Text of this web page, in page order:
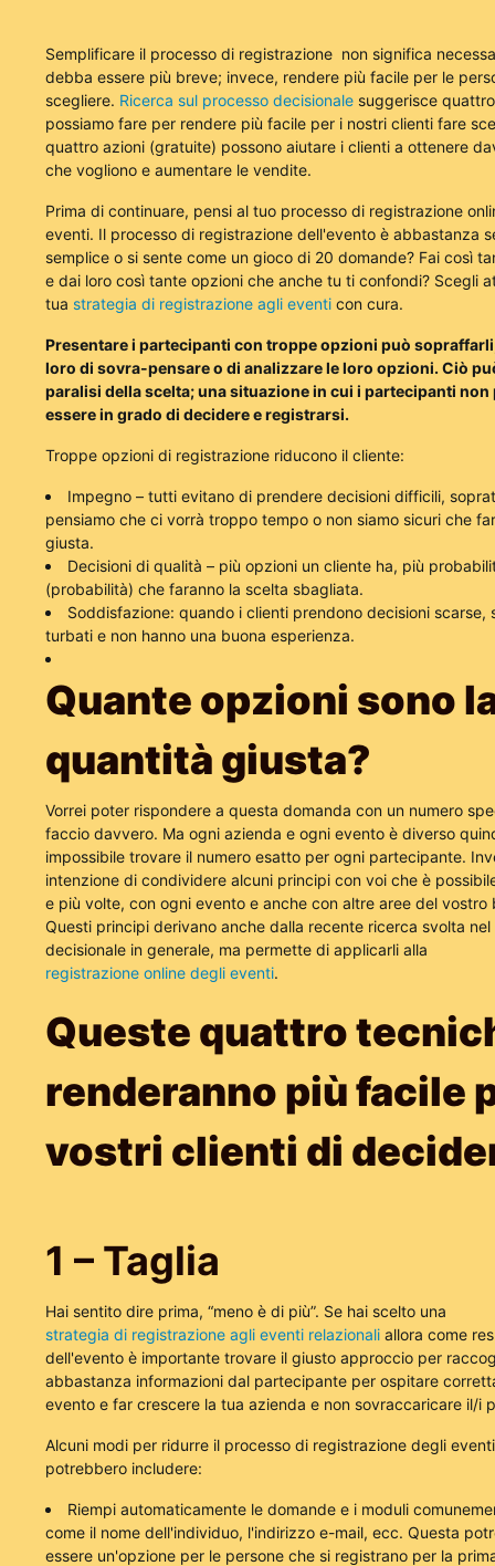
Semplificare il processo di registrazione non significa
debba essere più breve; invece, rendere più facile per le
scegliere. Ricerca sul processo decisionalesuggerisce
possiamo fare per rendere più facile per i nostri clienti fare
quattro azioni (gratuite) possono aiutare i clienti a ottenere
che vogliono e aumentare le vendite.
Prima di continuare, pensi al tuo processo di registrazione
eventi. Il processo di registrazione dell'evento è abbastanza
semplice o si sente come un gioco di 20 domande? Fai così
e dai loro così tante opzioni che anche tu ti confondi? Scegli
tua strategia di registrazione agli eventicon cura.
Presentare i partecipanti con troppe opzioni può
loro di sovra-pensare o di analizzare le loro opzioni. Ciò
paralisi della scelta; una situazione in cui i partecipanti non
essere in grado di decidere e registrarsi.
Troppe opzioni di registrazione riducono il cliente:
Impegno – tutti evitano di prendere decisioni difficili,
pensiamo che ci vorrà troppo tempo o non siamo sicuri che
giusta.
Decisioni di qualità – più opzioni un cliente ha, più
(probabilità) che faranno la scelta sbagliata.
Soddisfazione: quando i clienti prendono decisioni scarse,
turbati e non hanno una buona esperienza.
Quante opzioni sono
quantità giusta?
Vorrei poter rispondere a questa domanda con un numero
faccio davvero. Ma ogni azienda e ogni evento è diverso
impossibile trovare il numero esatto per ogni partecipante.
intenzione di condividere alcuni principi con voi che è
e più volte, con ogni evento e anche con altre aree del vostro
Questi principi derivano anche dalla recente ricerca svolta nel
decisionale in generale, ma permette di applicarli alla
registrazione online degli eventi.
Queste quattro
renderanno più facile
vostri clienti di
1 – Taglia
Hai sentito dire prima, “meno è di più”. Se hai scelto una
strategia di registrazione agli eventi relazionaliallora come
dell'evento è importante trovare il giusto approccio per
abbastanza informazioni dal partecipante per ospitare
evento e far crescere la tua azienda e non sovraccaricare il/i
Alcuni modi per ridurre il processo di registrazione degli
potrebbero includere:
Riempi automaticamente le domande e i moduli
come il nome dell'individuo, l'indirizzo e-mail, ecc. Questa
essere un'opzione per le persone che si registrano per la